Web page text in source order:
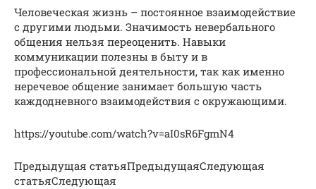
Человеческая жизнь – постоянное взаимодействие
с другими людьми. Значимость невербального
общения нельзя переоценить. Навыки
коммуникации полезны в быту и в
профессиональной деятельности, так как именно
неречевое общение занимает большую часть
каждодневного взаимодействия с окружающими.
https://youtube.com/watch?v=aI0sR6FgmN4
Предыдущая статьяПредыдущаяСледующая
статьяСледующая